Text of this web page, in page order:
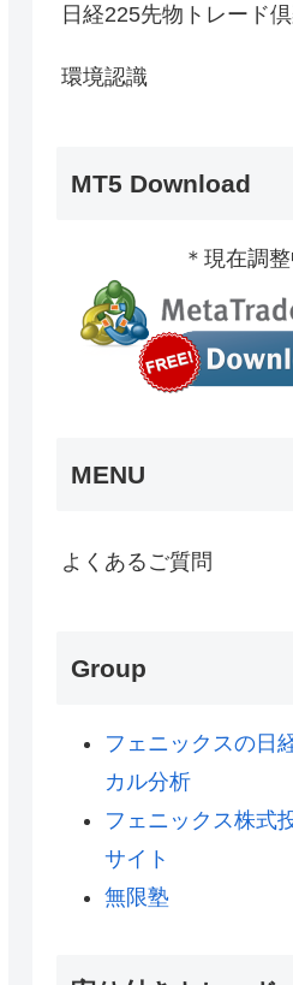
日経225先物トレード
環境認識
MT5 Download
＊現在調整
MENU
よくあるご質問
Group
フェニックスの日
カル分析
フェニックス株式
サイト
無限塾